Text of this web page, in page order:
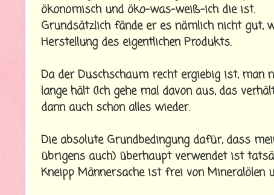
ökonomisch und öko-was-weiß-ich die ist.
Grundsätzlich fände er es nämlich nicht gut,
Herstellung des eigentlichen Produkts.
Da der Duschschaum recht ergiebig ist, man
lange hält (Ich gehe mal davon aus, das
dann auch schon alles wieder.
Die absolute Grundbedingung dafür, dass
übrigens auch) überhaupt verwendet ist
Kneipp Männersache ist frei von Mineralölen